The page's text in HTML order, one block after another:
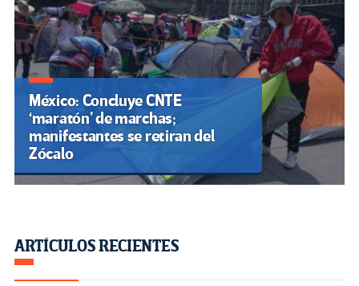
México: Concluye CNTE
‘maratón’ de marchas;
manifestantes se retiran del
Zócalo
ARTÍCULOS RECIENTES